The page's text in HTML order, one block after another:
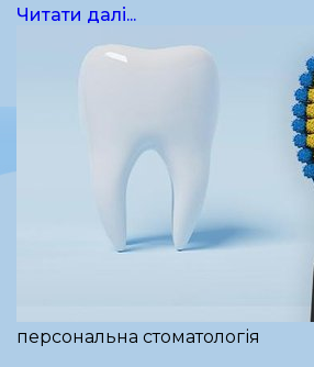
Читати далі...
персональна стоматологія